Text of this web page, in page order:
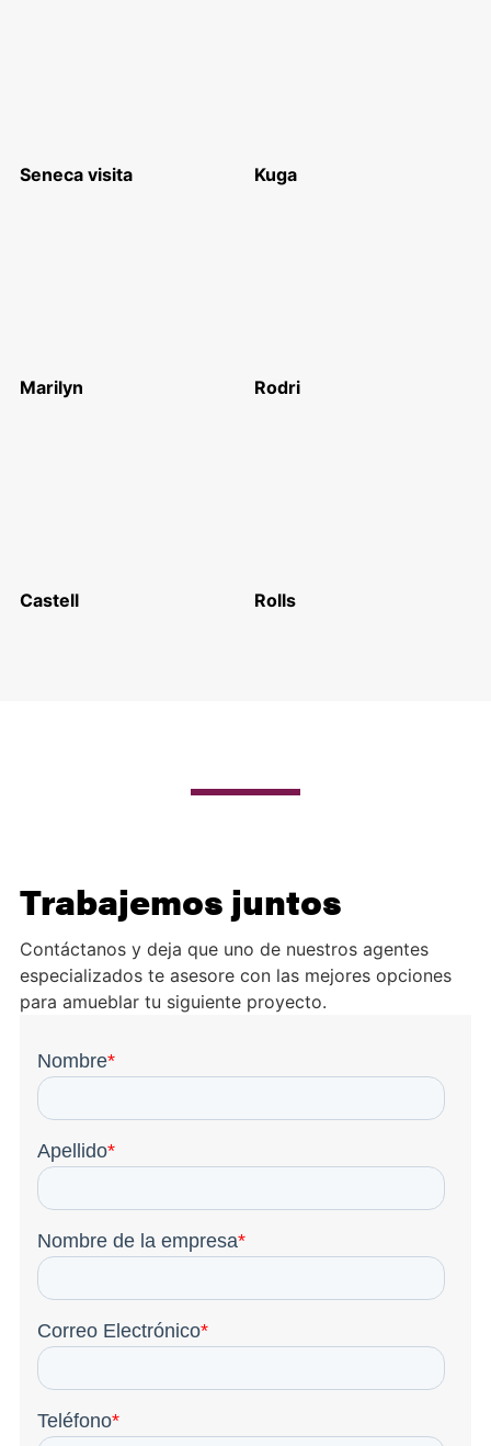
Seneca visita Kuga
Marilyn Rodri
Castell Rolls
Trabajemos juntos
Contáctanos y deja que uno de nuestros agentes
especializados te asesore con las mejores opciones
para amueblar tu siguiente proyecto.